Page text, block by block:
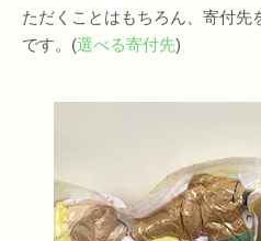
ただくことはもちろん、寄付先
です。(選べる寄付先)